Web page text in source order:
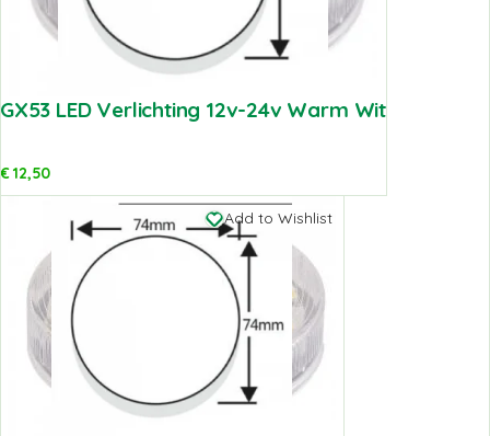
GX53 LED Verlichting 12v-24v Warm Wit
€12,50
Add to Wishlist